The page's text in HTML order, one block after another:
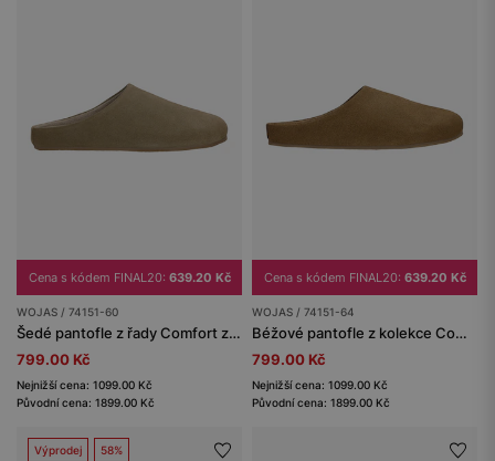
Cena s kódem FINAL20: 639.20 Kč
WOJAS / 74151-60
Šedé pantofle z řady Comfort z velurové štípenky
799.00 Kč
Nejnižší cena: 1099.00 Kč
Původní cena: 1899.00 Kč
Cena s kódem FINAL20: 639.20 Kč
WOJAS / 74151-64
Béžové pantofle z kolekce Comfort z velurové štípané kůže
799.00 Kč
Nejnižší cena: 1099.00 Kč
Původní cena: 1899.00 Kč
Výprodej 58%